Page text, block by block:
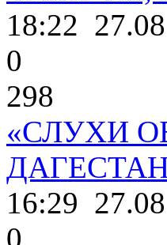
18:22
0
298
«СЛУХИ
16:29